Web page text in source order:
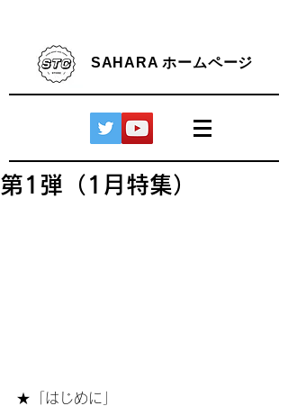
SAHARA ホームページ
第1弾（1月特集）
★「はじめに」